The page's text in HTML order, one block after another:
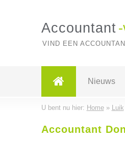
Accountant
VIND EEN
Nieuws
U bent nu hier: Home» Luik
Accountant